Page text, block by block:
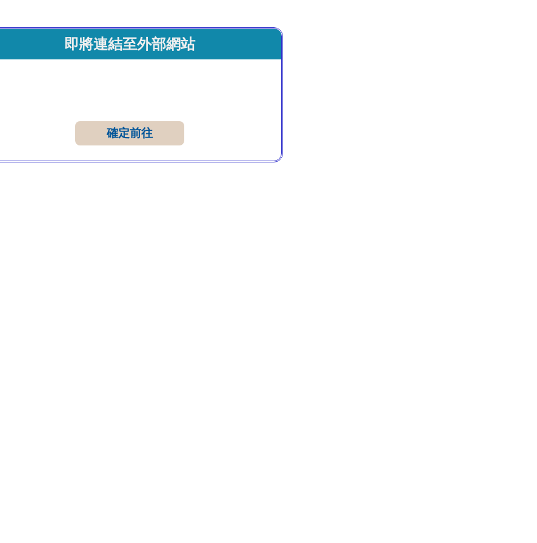
即將連結至外部網站
確定前往